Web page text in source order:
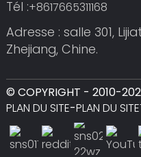
Tél :+8617665311168
Adresse : salle 301,
Zhejiang, Chine.
© COPYRIGHT - 2010-
PLAN DU SITE-PLAN DU